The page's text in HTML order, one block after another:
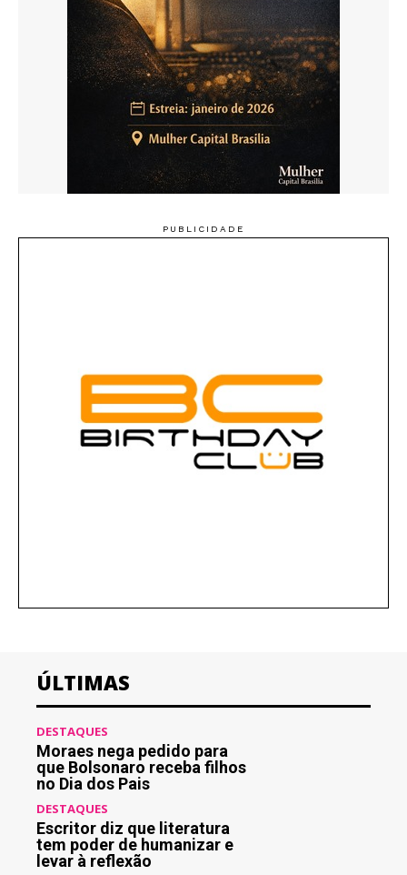
ÚLTIMAS
DESTAQUES
Moraes nega pedido para
que Bolsonaro receba filhos
no Dia dos Pais
DESTAQUES
Escritor diz que literatura
tem poder de humanizar e
levar à reflexão